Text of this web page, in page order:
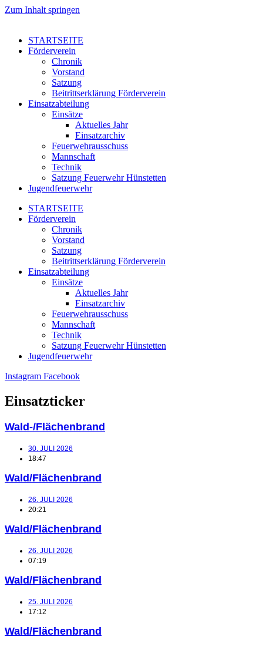
Zum Inhalt springen
STARTSEITE
Förderverein
Chronik
Vorstand
Satzung
Beitrittserklärung Förderverein
Einsatzabteilung
Einsätze
Aktuelles Jahr
Einsatzarchiv
Feuerwehrausschuss
Mannschaft
Technik
Satzung Feuerwehr Hünstetten
Jugendfeuerwehr
STARTSEITE
Förderverein
Chronik
Vorstand
Satzung
Beitrittserklärung Förderverein
Einsatzabteilung
Einsätze
Aktuelles Jahr
Einsatzarchiv
Feuerwehrausschuss
Mannschaft
Technik
Satzung Feuerwehr Hünstetten
Jugendfeuerwehr
Instagram Facebook
Einsatzticker
Wald-/Flächenbrand
30. JULI 2026
18:47
Wald/Flächenbrand
26. JULI 2026
20:21
Wald/Flächenbrand
26. JULI 2026
07:19
Wald/Flächenbrand
25. JULI 2026
17:12
Wald/Flächenbrand